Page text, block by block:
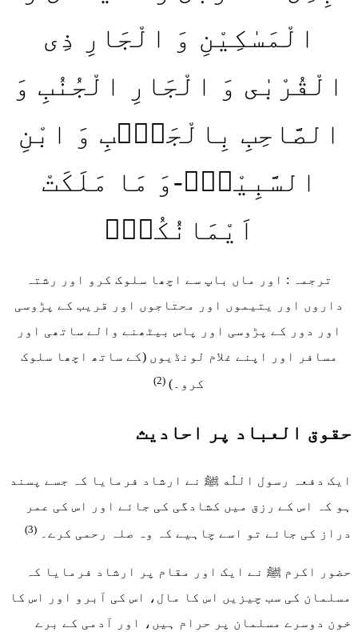
الْمَسٰكِیْنِ وَ الْجَارِ ذِی
الْقُرْبٰى وَ الْجَارِ الْجُنُبِ وَ
الصَّاحِبِ بِالْجَنْۢبِ وَ ابْنِ
السَّبِیْلِۙ-وَ مَا مَلَكَتْ
اَیْمَانُكُمْؕ
ترجمہ : اور ماں باپ سے اچھا سلوک کرو اور رشتہ
داروں اور یتیموں اور محتاجوں اور قریب کے پڑوسی
اور دور کے پڑوسی اور پاس بیٹھنے والے ساتھی اور
مسافر اور اپنے غلام لونڈیوں (کے ساتھ اچھا سلوک
کرو۔) (2)
حقوق العباد پر احادیث
ایک دفعہ رسول اللّٰه ﷺ نے ارشاد فرمایا کہ جسے پسند
ہو کہ اس کے رزق میں کشادگی کی جائے اور اس کی عمر
دراز کی جائے تو اسے چاہیے کہ وہ صلہ رحمی کرے۔ (3)
حضور اکرم ﷺ نے ایک اور مقام پر ارشاد فرمایا کہ
مسلمان کی سب چیزیں اس کا مال، اس کی آبرو اور اس کا
خون دوسرے مسلمان پر حرام ہیں، اور آدمی کے برے